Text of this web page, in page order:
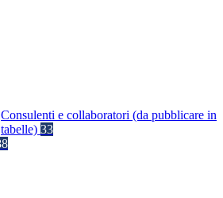
Consulenti e collaboratori (da pubblicare in
tabelle) 33